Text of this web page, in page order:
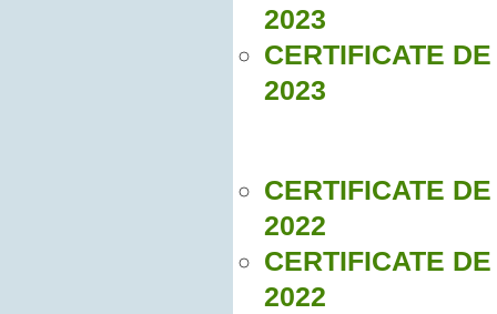
2023
CERTIFICATE
2023
CERTIFICATE
2022
CERTIFICATE
2022